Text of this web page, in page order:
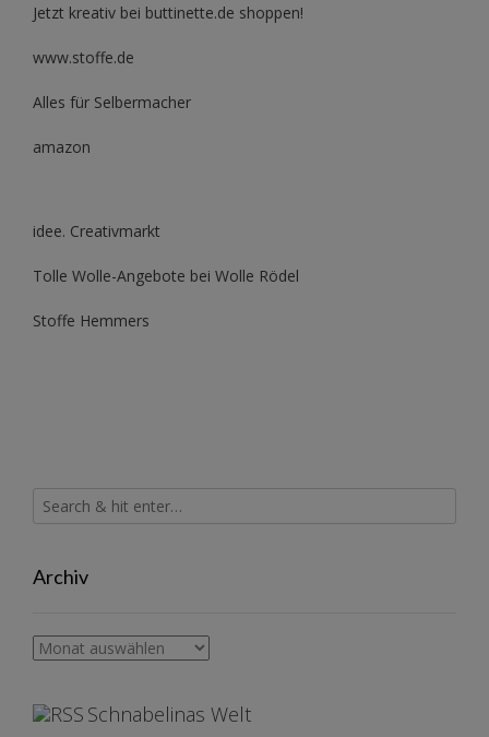
Jetzt kreativ bei buttinette.de shoppen!
www.stoffe.de
Alles für Selbermacher
amazon
idee. Creativmarkt
Tolle Wolle-Angebote bei Wolle Rödel
Stoffe Hemmers
Archiv
Archiv
Schnabelinas Welt